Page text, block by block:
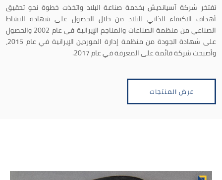
تفتخر شركة آسيانديش بخدمة صناعة البلاد واتخذت خطوة نحو تحقيق
أهداف الاكتفاء الذاتي للبلاد من خلال الحصول على شهادة النشاط
الصناعي من منظمة الصناعات والمناجم الإيرانية في عام 2002 والحصول
على شهادة الجودة من منظمة إدارة الموردين الإيرانية في عام 2015،
وأصبحت شركة قائمة على المعرفة في عام 2017.
عرض المنتجات